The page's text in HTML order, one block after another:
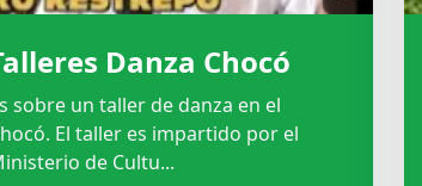
Danza Chocó
sobre un taller de danza en el
El taller es impartido por el
de Cultu...